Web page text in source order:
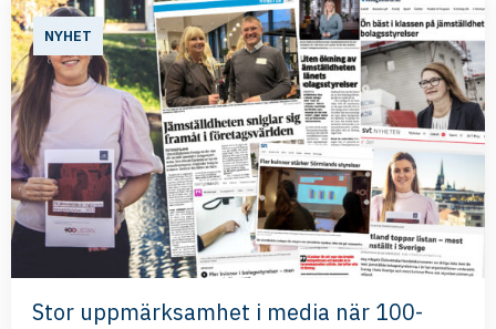
NYHET
Stor uppmärksamhet i media när 100-